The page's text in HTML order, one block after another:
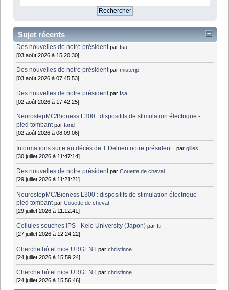
Sujet récents
Des nouvelles de notre président par Isa
[03 août 2026 à 15:20:30]
Des nouvelles de notre président parmisterjp
[03 août 2026 à 07:45:53]
Des nouvelles de notre président par Isa
[02 août 2026 à 17:42:25]
NeurostepMC/Bioness L300 : dispositifs de stimulation électrique -
pied tombant parfarid
[02 août 2026 à 08:09:06]
Informations suite au décès de T Delrieu notre président . pargilles
[30 juillet 2026 à 11:47:14]
Des nouvelles de notre président parCouette de cheval
[29 juillet 2026 à 11:21:21]
NeurostepMC/Bioness L300 : dispositifs de stimulation électrique -
pied tombant parCouette de cheval
[29 juillet 2026 à 11:12:41]
Cellules souches iPS - Keio University (Japon) parfti
[27 juillet 2026 à 12:24:22]
Cherche hôtel nice URGENT parchristinne
[24 juillet 2026 à 15:59:24]
Cherche hôtel nice URGENT parchristinne
[24 juillet 2026 à 15:56:46]